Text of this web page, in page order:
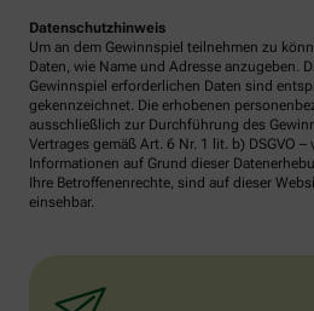
Datenschutzhinweis
Um an dem Gewinnspiel teilnehmen zu
Daten, wie Name und Adresse anzugeben.
Gewinnspiel erforderlichen Daten sind
gekennzeichnet. Die erhobenen
ausschließlich zur Durchführung des
Vertrages gemäß Art. 6 Nr. 1 lit. b) DSGVO –
Informationen auf Grund dieser
Ihre Betroffenenrechte, sind auf dieser
einsehbar.